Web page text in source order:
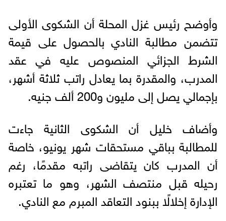
وأوضح رئيس غزل المحلة أن الشكوى الأولى
تتضمن مطالبة النادي بالحصول على قيمة
الشرط الجزائي المنصوص عليه في عقد
المدرب، والمقدرة بما يعادل راتب ثلاثة أشهر،
بإجمالي يصل إلى مليون و200 ألف جنيه.
وأضاف خليل أن الشكوى الثانية جاءت
للمطالبة بباقي مستحقات شهر يونيو، خاصة
أن المدرب كان يتقاضى راتبه مقدمًا، رغم
رحيله قبل منتصف الشهر، وهو ما تعتبره
الإدارة إخلالًا ببنود التعاقد المبرم مع النادي.